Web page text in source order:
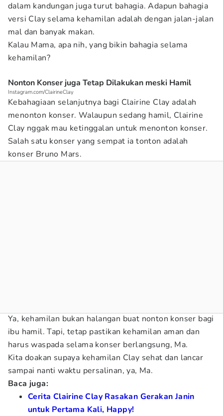
dalam kandungan juga turut bahagia. Adapun bahagia
versi Clay selama kehamilan adalah dengan jalan-jalan
mal dan banyak makan.
Kalau Mama, apa nih, yang bikin bahagia selama
kehamilan?
Nonton Konser juga Tetap Dilakukan meski Hamil
Instagram.com/ClairineClay
Kebahagiaan selanjutnya bagi Clairine Clay adalah
menonton konser. Walaupun sedang hamil, Clairine
Clay nggak mau ketinggalan untuk menonton konser.
Salah satu konser yang sempat ia tonton adalah
konser Bruno Mars.
Ya, kehamilan bukan halangan buat nonton konser bagi
ibu hamil. Tapi, tetap pastikan kehamilan aman dan
harus waspada selama konser berlangsung, Ma.
Kita doakan supaya kehamilan Clay sehat dan lancar
sampai nanti waktu persalinan, ya, Ma.
Baca juga:
Cerita Clairine Clay Rasakan Gerakan Janin
untuk Pertama Kali, Happy!